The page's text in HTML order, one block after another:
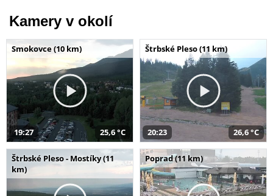
Kamery v okolí
Smokovce (10 km)
19:27 25,6 °C
Štrbské Pleso (11 km)
20:23 26,6 °C
Štrbské Pleso - Mostíky (11
km)
Poprad (11 km)